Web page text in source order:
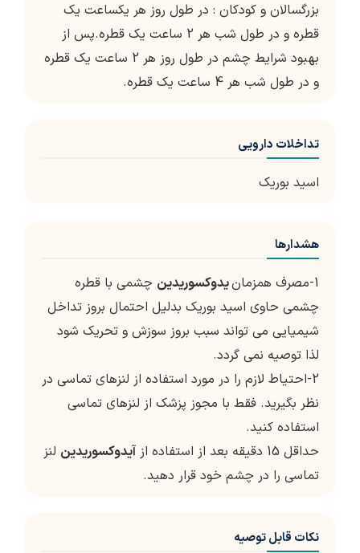
بزرگسالان و کودکان : در طول روز هر یکساعت یک
قطره و در طول شب هر 2 ساعت یک قطره.پس از
بهبود شرایط چشم در طول روز هر 2 ساعت یک قطره
و در طول شب هر 4 ساعت یک قطره.
تداخلات دارویی
اسید بوریک
هشدارها
1-مصرف همزمان یدوکسوریدین چشمی با قطره
چشمی حاوی اسید بوریک بدلیل احتمال بروز تداخل
شیمیایی می تواند سبب بروز سوزش و تحریک شود
لذا توصیه نمی گردد.
2-احتیاط لازم را در مورد استفاده از لنزهای تماسی در
نظر بگیرید. فقط با مجوز پزشک از لنزهای تماسی
استفاده کنید.
حداقل 15 دقیقه بعد از استفاده از
آیدوکسوریدین لنز
تماسی را در چشم خود قرار دهید.
نکات قابل توصیه